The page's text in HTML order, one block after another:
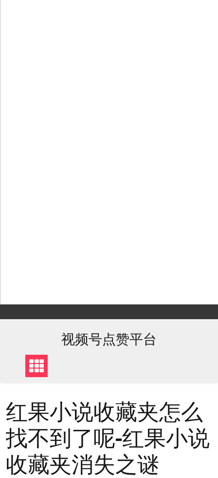
to
视频号点赞平台
红果小说收藏夹怎么
找不到了呢-红果小说
收藏夹消失之谜